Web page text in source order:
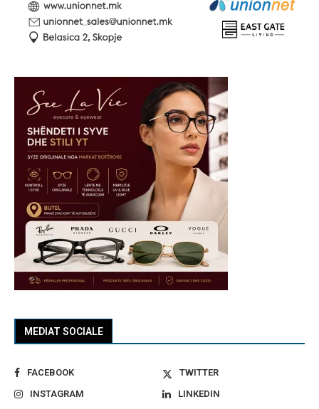
MEDIAT SOCIALE
FACEBOOK
TWITTER
INSTAGRAM
LINKEDIN